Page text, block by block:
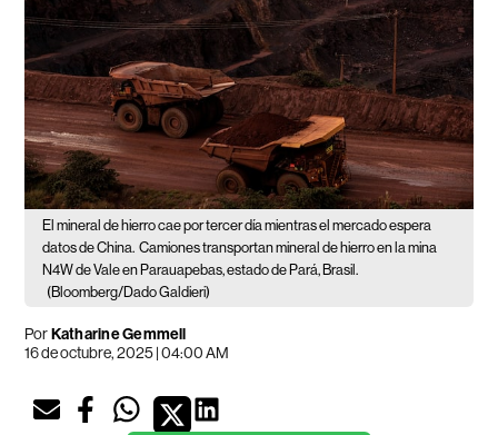
El mineral de hierro cae por tercer día mientras el mercado espera
datos de China. Camiones transportan mineral de hierro en la mina
N4W de Vale en Parauapebas, estado de Pará, Brasil.
(Bloomberg/Dado Galdieri)
PorKatharine Gemmell
16 de octubre, 2025 | 04:00 AM